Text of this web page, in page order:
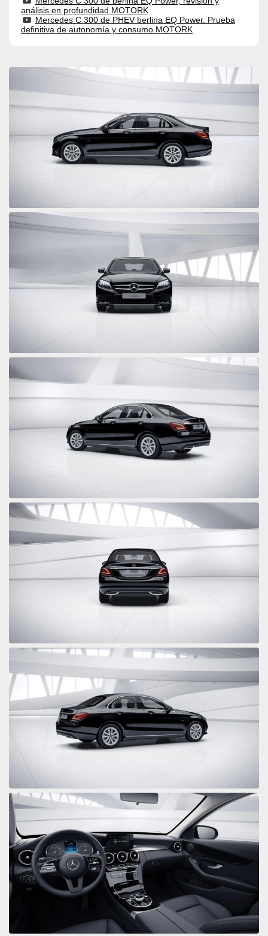
análisis en profundidad MOTORK
Mercedes C 300 de PHEV berlina EQ Power. Prueba
definitiva de autonomía y consumo MOTORK